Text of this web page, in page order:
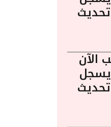
تحديث
الآن
في مصر: عيار 24 يسجل
تحديث